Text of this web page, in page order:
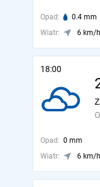
Opad: 0.4 mm
Wiatr:
6 km/h
18:00
Opad: 0 mm
Wiatr:
6 km/h